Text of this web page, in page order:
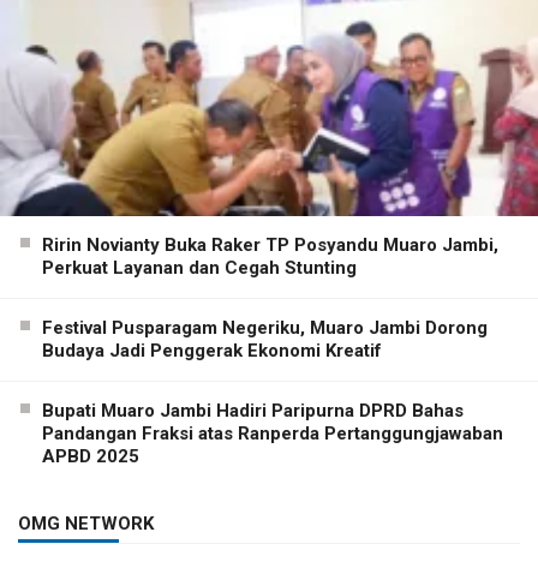
Ririn Novianty Buka Raker TP Posyandu Muaro Jambi,
Perkuat Layanan dan Cegah Stunting
Festival Pusparagam Negeriku, Muaro Jambi Dorong
Budaya Jadi Penggerak Ekonomi Kreatif
Bupati Muaro Jambi Hadiri Paripurna DPRD Bahas
Pandangan Fraksi atas Ranperda Pertanggungjawaban
APBD 2025
OMG NETWORK